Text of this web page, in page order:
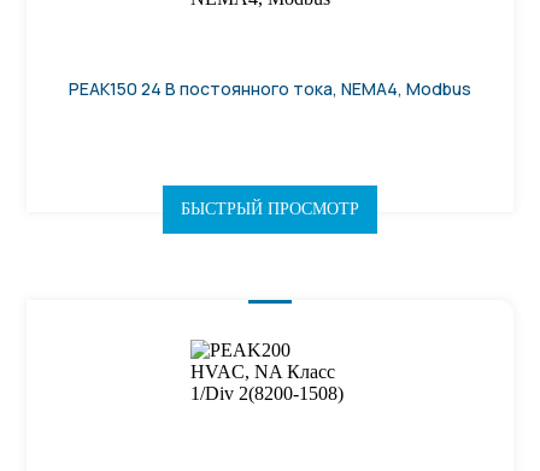
PEAK150 24 В постоянного тока, NEMA4, Modbus
БЫСТРЫЙ ПРОСМОТР